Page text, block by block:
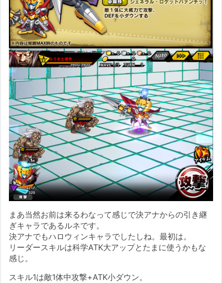
まあ当然お前は来るわなって感じで決アナからの引き継
ぎキャラであるルネです。
決アナでもハロウィンキャラでしたしね。最初は。
リーダースキルは科学ATK大アップとたまに使うかもな
感じ。
スキル1は敵1体中攻撃+ATK小ダウン。